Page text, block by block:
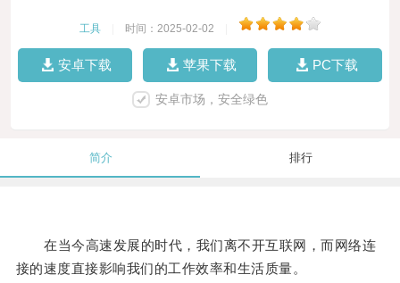
工具 时间：2025-02-02
安卓下载 苹果下载 PC下载
安卓市场，安全绿色
简介 排行
在当今高速发展的时代，我们离不开互联网，而网络连
接的速度直接影响我们的工作效率和生活质量。